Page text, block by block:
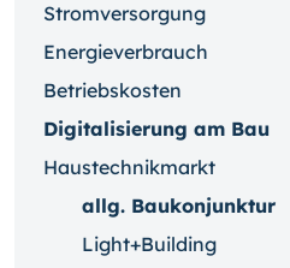
Stromversorgung
Energieverbrauch
Betriebskosten
Digitalisierung am Bau
Haustechnikmarkt
allg. Baukonjunktur
Light+Building